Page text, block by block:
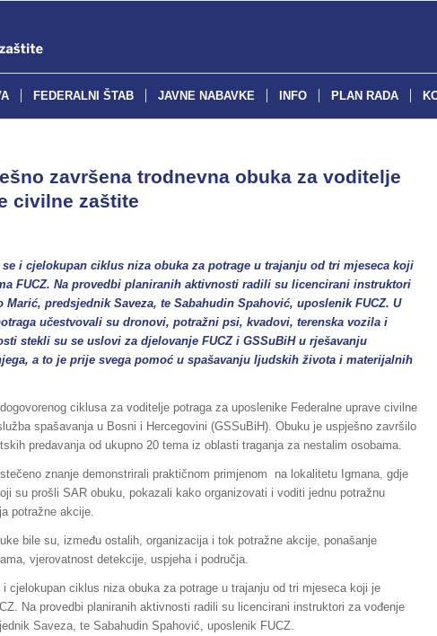
FEDERALNI ŠTAB JAVNE NABAVKE INFO PLAN RADA
završena trodnevna obuka za voditelje
civilne zaštite
i cjelokupan ciklus niza obuka za potrage u trajanju od tri mjeseca koji
FUCZ. Na provedbi planiranih aktivnosti radili su licencirani instruktori
Marić, predsjednik Saveza, te Sabahudin Spahović, uposlenik FUCZ. U
učestvovali su dronovi, potražni psi, kvadovi, terenska vozila i
stekli su se uslovi za djelovanje FUCZ i GSSuBiH u rješavanju
a to je prije svega pomoć u spašavanju ljudskih života i materijalnih
ciklusa za voditelje potraga za uposlenike Federalne uprave civilne
spašavanja u Bosni i Hercegovini (GSSuBiH). Obuku je uspješno završilo
predavanja od ukupno 20 tema iz oblasti traganja za nestalim osobama.
znanje demonstrirali praktičnom primjenom na lokalitetu Igmana, gdje
su prošli SAR obuku, pokazali kako organizovati i voditi jednu potražnu
potražne akcije.
bile su, između ostalih, organizacija i tok potražne akcije, ponašanje
vjerovatnost detekcije, uspjeha i područja.
cjelokupan ciklus niza obuka za potrage u trajanju od tri mjeseca koji je
Na provedbi planiranih aktivnosti radili su licencirani instruktori za vođenje
Saveza, te Sabahudin Spahović, uposlenik FUCZ.